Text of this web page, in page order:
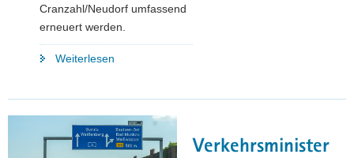
Cranzahl/Neudorf umfassend
erneuert werden.
Weiterlesen
in
Sehmatal
Verkehrsminister